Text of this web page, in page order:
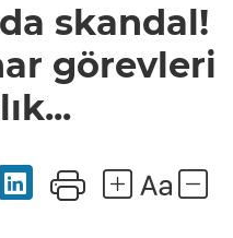
skandal!
görevleri